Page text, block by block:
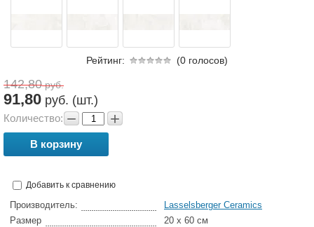
Рейтинг: (0 голосов)
142,80руб.
91,80 руб. (шт.)
Количество: − +
В корзину
Добавить к сравнению
Производитель:
Lasselsberger Ceramics
Размер
20 x 60 см